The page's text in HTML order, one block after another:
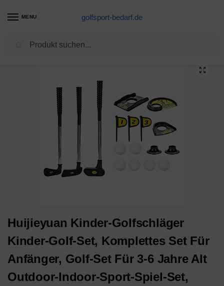
MENU golfsport-bedarf.de
Golfschläger-Produkte
Huijieyuan Kinder-Golfschläger
Kinder-Golf-Set, Komplettes Set Für
Anfänger, Golf-Set Für 3-6 Jahre Alt
Outdoor-Indoor-Sport-Spiel-Set,